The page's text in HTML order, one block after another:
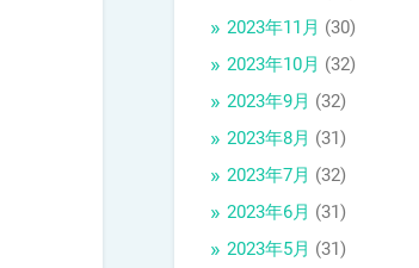
2023年11月 (30)
2023年10月 (32)
2023年9月 (32)
2023年8月 (31)
2023年7月 (32)
2023年6月 (31)
2023年5月 (31)